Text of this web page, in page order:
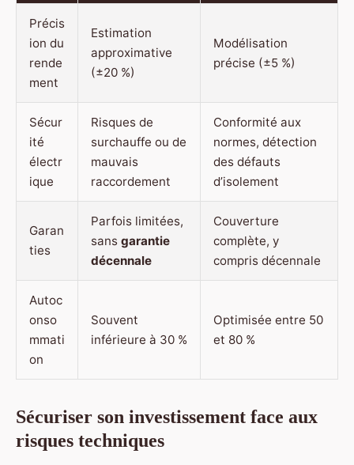
Précis
ion du
rende
ment
Estimation
approximative
(±20 %)
Modélisation
précise (±5 %)
Sécur
ité
électr
ique
Risques de
surchauffe ou de
mauvais
raccordement
Conformité aux
normes, détection
des défauts
d’isolement
Garan
ties
Parfois limitées,
sans garantie
décennale
Couverture
complète, y
compris décennale
Autoc
onso
mmati
on
Souvent
inférieure à 30 %
Optimisée entre 50
et 80 %
Sécuriser son investissement face aux
risques techniques